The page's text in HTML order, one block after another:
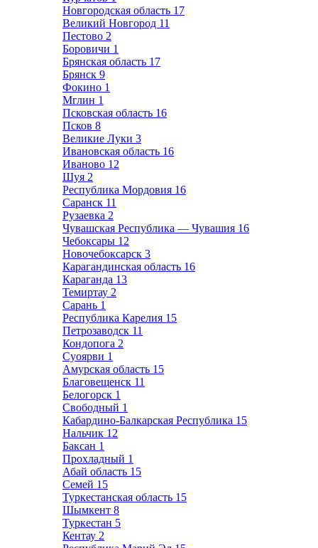
Новгородская область 17
Великий Новгород 11
Пестово 2
Боровичи 1
Брянская область 17
Брянск 9
Фокино 1
Мглин 1
Псковская область 16
Псков 8
Великие Луки 3
Ивановская область 16
Иваново 12
Шуя 2
Республика Мордовия 16
Саранск 11
Рузаевка 2
Чувашская Республика — Чувашия 16
Чебоксары 12
Новочебоксарск 3
Карагандинская область 16
Караганда 13
Темиртау 2
Сарань 1
Республика Карелия 15
Петрозаводск 11
Кондопога 2
Суоярви 1
Амурская область 15
Благовещенск 11
Белогорск 1
Свободный 1
Кабардино-Балкарская Республика 15
Нальчик 12
Баксан 1
Прохладный 1
Абай область 15
Семей 15
Туркестанская область 15
Шымкент 8
Туркестан 5
Кентау 2